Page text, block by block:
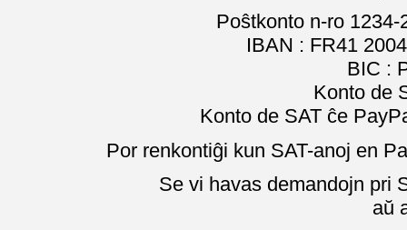
Poŝtkonto n-ro
IBAN : FR41
BIC :
Konto de
Konto de SAT ĉe
Por renkontiĝi kun SAT-anoj en
Se vi havas demandojn pri
aŭ